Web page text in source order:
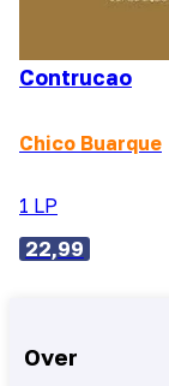
Contrucao
Chico Buarque
1 LP
22,99
Over